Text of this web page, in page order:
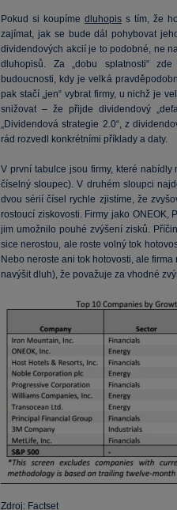
Pokud si koupíme dluhopis s tím, že
zajímat, jak se bude dál pohybovat
dividendových akcií je to podobné, ne
dluhopisů. Za „dobu splatnosti“
budoucnosti, kdy je velká
pak stačí „jen“ vybrat firmy, u nichž je
snižovat – že přijde dividendový
„Dividendová strategie 2.0“, z
rád rozvedl konkrétními příklady a daty.
V první tabulce jsou firmy, které
číselný sloupec). V druhém sloupci
dvou sérií čísel rychle zjistíme, že
rostoucí ziskovosti. Firmy jako ONEOK,
jim umožnilo pouhé zvýšení zisků.
sice nerostou, ale roste volný tok
Nebo neroste ani tok hotovosti, ale
navýšit dluh), že považuje za vhodné
Zdroj: Factset